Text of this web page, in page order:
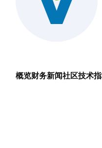
概览财务新闻社区技术